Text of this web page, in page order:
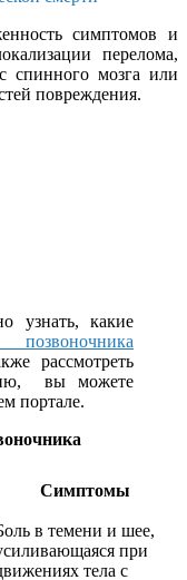
симптомов и
перелома,
спинного мозга или
повреждения.
узнать, какие
позвоночника
рассмотреть
вы можете
портале.
Симптомы
в темени и шее,
при
тела с